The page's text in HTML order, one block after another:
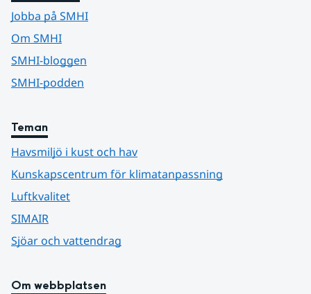
Jobba på SMHI
Om SMHI
SMHI-bloggen
SMHI-podden
Teman
Havsmiljö i kust och hav
Kunskapscentrum för klimatanpassning
Luftkvalitet
SIMAIR
Sjöar och vattendrag
Om webbplatsen